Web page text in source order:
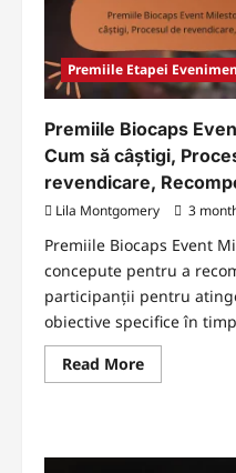
de
revendicare,
Cele
mai
bune
practici
Premiile Etapei
Premiile Biocaps
Cum să câștigi,
revendicare,
Lila Montgomery 3
Premiile Biocaps Event
concepute pentru a
participanții pentru
obiective specifice în
Read MoreRead
more
Milestone: